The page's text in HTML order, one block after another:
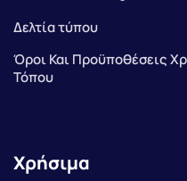
Δελτία τύπου
Όροι Και Προϋποθέσεις
Τόπου
Χρήσιμα